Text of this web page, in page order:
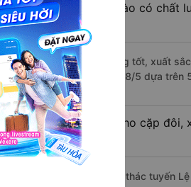
Thủy - Quảng Bình nào có chất
Bình Hà Nam chất lượng tốt, xuất
với điểm chất lượng là 4.8/5 dựa trên
Bình Hà Nam dành cho cặp đôi,
xe giường nằm đôi khai thác tuyến